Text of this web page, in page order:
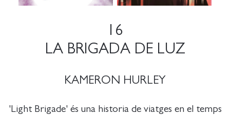
16
LA BRIGADA DE LUZ
KAMERON HURLEY
'Light Brigade' és una historia de viatges en el temps